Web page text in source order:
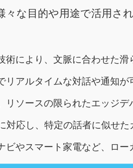
な目的や用途で活用され
術により、文脈に合わせた
リアルタイムな対話や通知
リソースの限られたエッジ
対応し、特定の話者に似せ
ビやスマート家電など、ロ